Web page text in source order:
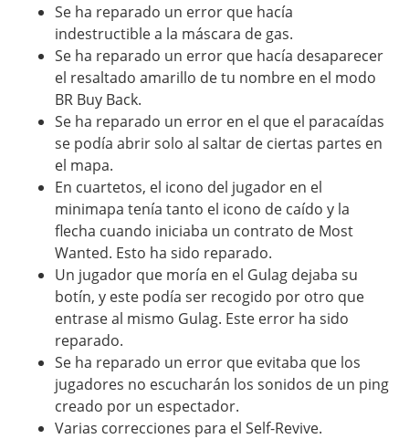
Se ha reparado un error que hacía
indestructible a la máscara de gas.
Se ha reparado un error que hacía desaparecer
el resaltado amarillo de tu nombre en el modo
BR Buy Back.
Se ha reparado un error en el que el paracaídas
se podía abrir solo al saltar de ciertas partes en
el mapa.
En cuartetos, el icono del jugador en el
minimapa tenía tanto el icono de caído y la
flecha cuando iniciaba un contrato de Most
Wanted. Esto ha sido reparado.
Un jugador que moría en el Gulag dejaba su
botín, y este podía ser recogido por otro que
entrase al mismo Gulag. Este error ha sido
reparado.
Se ha reparado un error que evitaba que los
jugadores no escucharán los sonidos de un ping
creado por un espectador.
Varias correcciones para el Self-Revive.